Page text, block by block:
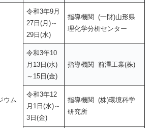
ウム
令和3年9月
27日(月)～
29日(水)
指導機関 (一財)山形県
理化学分析センター
令和3年10
月13日(水)
～15日(金)
指導機関 前澤工業(株)
令和3年12
月1日(水)～
3日(金)
指導機関 (株)環境科学
研究所